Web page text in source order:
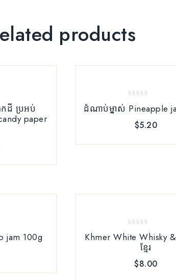
products
កដី ប្រអប់
paper
out
ដំណាប់ម្នាស់ Pineapple
$5.20
jam 100g
out
Khmer White Whisky &
ខ្មែរ
$8.00